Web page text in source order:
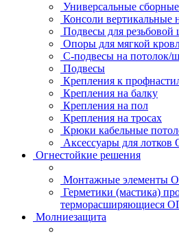
Универсальные
Консоли вертикальные
Подвесы для резьбовой
Опоры для мягкой
С-подвесы на потолок/
Подвесы
Крепления к
Крепления на балку
Крепления на пол
Крепления на тросах
Крюки кабельные
Аксессуары для
Огнестойкие решения
Монтажные элементы
Герметики (мастика)
терморасширяющиеся
Молниезащита